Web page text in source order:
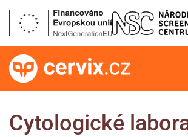
Cytologické